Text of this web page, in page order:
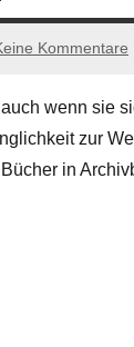
Kommentare
wenn sie
zur
in